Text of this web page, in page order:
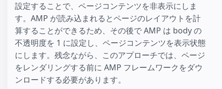
設定することで、ページコンテンツを非表示にしま
す。AMP が読み込まれるとページのレイアウトを計
算することができるため、その後で AMP は body の
不透明度を 1 に設定し、ページコンテンツを表示状態
にします。残念ながら、このアプローチでは、ページ
をレンダリングする前に AMP フレームワークをダウ
ンロードする必要があります。